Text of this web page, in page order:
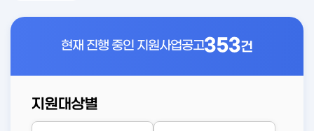
현재 진행 중인 지원사업공고353건
지원대상별